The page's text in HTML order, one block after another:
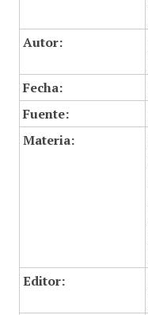
Autor:
Fecha:
Fuente:
Materia:
Editor: